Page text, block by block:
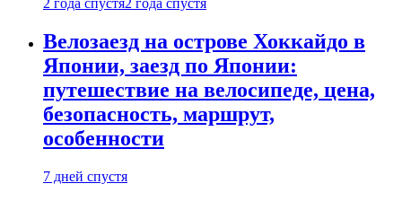
2 года спустя2 года спустя
Велозаезд на острове Хоккайдо в
Японии, заезд по Японии:
путешествие на велосипеде, цена,
безопасность, маршрут,
особенности
7 дней спустя